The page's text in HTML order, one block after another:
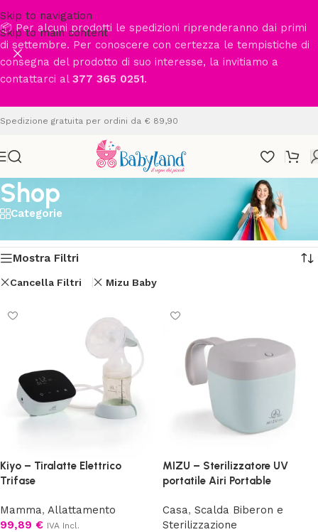
Skip to navigation
Skip to main content
📦 Per alcuni prodotti le spedizioni riprenderanno dai primi
di settembre. Per conoscere con certezza le tempistiche di
consegna del prodotto di suo interesse, la invitiamo a
contattarci al 377 365 0251.
Spedizione gratuita per ordini da € 89,90
Shop
Categorie
Visualizzazione di 6 risultati
Mostra Filtri
Cancella Filtri Mizu Baby
Kiyo – Tiralatte Elettrico
Trifase
Mamma, Allattamento
99,89 € IVA Incl.
MIZU – Sterilizzatore UV
portatile Airi Portable
Casa, Scalda Biberon e
Sterilizzazione